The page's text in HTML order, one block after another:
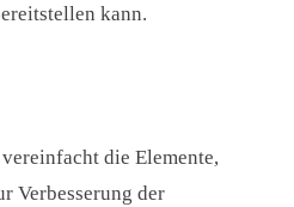
kann.
die Elemente,
Verbesserung der